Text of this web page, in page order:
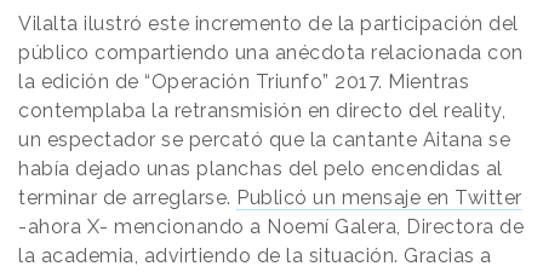
Vilalta ilustró este incremento de la participación del
público compartiendo una anécdota relacionada con
la edición de “Operación Triunfo” 2017. Mientras
contemplaba la retransmisión en directo del reality,
un espectador se percató que la cantante Aitana se
había dejado unas planchas del pelo encendidas al
terminar de arreglarse. Publicó un mensaje en Twitter
-ahora X- mencionando a Noemí Galera, Directora de
la academia, advirtiendo de la situación. Gracias a